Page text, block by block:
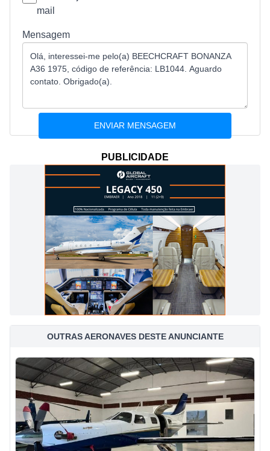
mail
Mensagem
PUBLICIDADE
OUTRAS AERONAVES DESTE ANUNCIANTE